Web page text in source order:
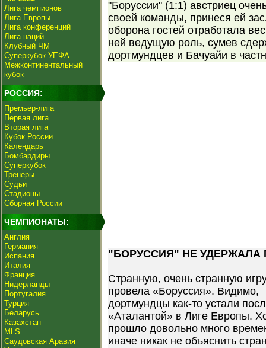
Лига чемпионов
Лига Европы
Лига конференций
Лига наций
Клубный ЧМ
Суперкубок УЕФА
Межконтинентальный
кубок
РОССИЯ:
Премьер-лига
Первая лига
Вторая лига
Кубок России
Календарь
Бомбардиры
Суперкубок
Тренеры
Судьи
Стадионы
Сборная России
ЧЕМПИОНАТЫ:
Англия
Германия
Испания
Италия
Франция
Нидерланды
Португалия
Турция
Беларусь
Казахстан
MLS
Саудовская Аравия
"Боруссии" (1:1) австриец
своей команды, принеся ей
оборона гостей отработала
ней ведущую роль, сумев
дортмундцев и Бачуайи в
"БОРУССИЯ" НЕ УДЕРЖАЛА
Странную, очень странную
провела «Боруссия». Видимо,
дортмундцы как-то устали
«Аталантой» в Лиге Европы.
прошло довольно много
иначе никак не объяснить